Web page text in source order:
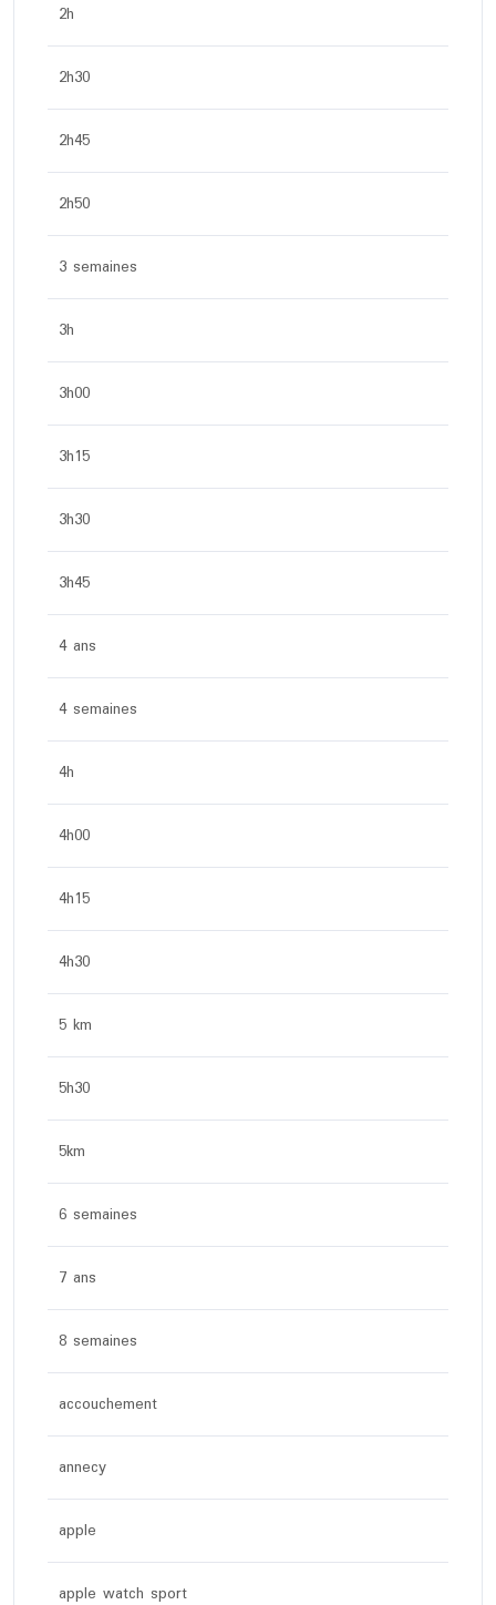
2h
2h30
2h45
2h50
3 semaines
3h
3h00
3h15
3h30
3h45
4 ans
4 semaines
4h
4h00
4h15
4h30
5 km
5h30
5km
6 semaines
7 ans
8 semaines
accouchement
annecy
apple
apple watch sport